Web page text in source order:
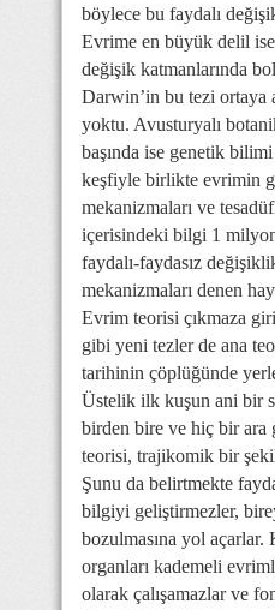
böylece bu faydalı
Evrime en büyük delil
değişik katmanlarında
Darwin’in bu tezi ortaya
yoktu. Avusturyalı
başında ise genetik
keşfiyle birlikte evrimin
mekanizmaları ve
içerisindeki bilgi 1 milyon
faydalı-faydasız
mekanizmaları denen
Evrim teorisi çıkmaza
gibi yeni tezler de ana
tarihinin çöplüğünde
Üstelik ilk kuşun ani bir
birden bire ve hiç bir ara
teorisi, trajikomik bir
Şunu da belirtmekte
bilgiyi geliştirmezler,
bozulmasına yol
organları kademeli
olarak çalışamazlar ve